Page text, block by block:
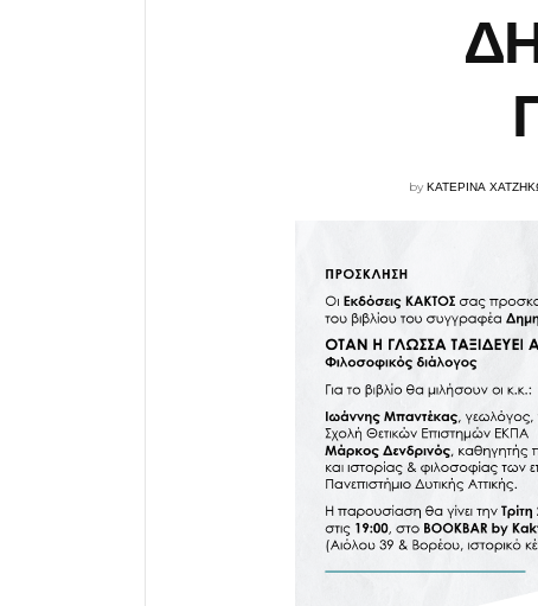
byΚΑΤΕΡΙΝΑ